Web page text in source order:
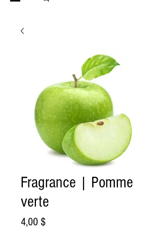
Fragrance | Pomme
verte
4,00 $Prix